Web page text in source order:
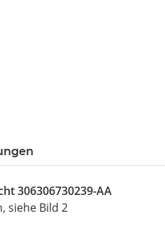
306306730239-AA
siehe Bild 2